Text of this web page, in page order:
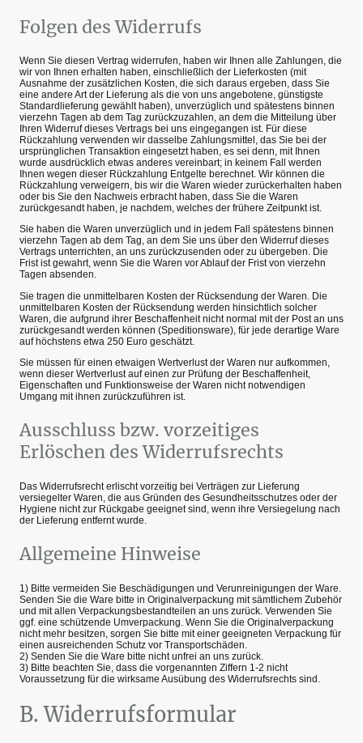
Folgen des Widerrufs
Wenn Sie diesen Vertrag widerrufen, haben wir Ihnen alle Zahlungen, die
wir von Ihnen erhalten haben, einschließlich der Lieferkosten (mit
Ausnahme der zusätzlichen Kosten, die sich daraus ergeben, dass Sie
eine andere Art der Lieferung als die von uns angebotene, günstigste
Standardlieferung gewählt haben), unverzüglich und spätestens binnen
vierzehn Tagen ab dem Tag zurückzuzahlen, an dem die Mitteilung über
Ihren Widerruf dieses Vertrags bei uns eingegangen ist. Für diese
Rückzahlung verwenden wir dasselbe Zahlungsmittel, das Sie bei der
ursprünglichen Transaktion eingesetzt haben, es sei denn, mit Ihnen
wurde ausdrücklich etwas anderes vereinbart; in keinem Fall werden
Ihnen wegen dieser Rückzahlung Entgelte berechnet. Wir können die
Rückzahlung verweigern, bis wir die Waren wieder zurückerhalten haben
oder bis Sie den Nachweis erbracht haben, dass Sie die Waren
zurückgesandt haben, je nachdem, welches der frühere Zeitpunkt ist.
Sie haben die Waren unverzüglich und in jedem Fall spätestens binnen
vierzehn Tagen ab dem Tag, an dem Sie uns über den Widerruf dieses
Vertrags unterrichten, an uns zurückzusenden oder zu übergeben. Die
Frist ist gewahrt, wenn Sie die Waren vor Ablauf der Frist von vierzehn
Tagen absenden.
Sie tragen die unmittelbaren Kosten der Rücksendung der Waren. Die
unmittelbaren Kosten der Rücksendung werden hinsichtlich solcher
Waren, die aufgrund ihrer Beschaffenheit nicht normal mit der Post an uns
zurückgesandt werden können (Speditionsware), für jede derartige Ware
auf höchstens etwa 250 Euro geschätzt.
Sie müssen für einen etwaigen Wertverlust der Waren nur aufkommen,
wenn dieser Wertverlust auf einen zur Prüfung der Beschaffenheit,
Eigenschaften und Funktionsweise der Waren nicht notwendigen
Umgang mit ihnen zurückzuführen ist.
Ausschluss bzw. vorzeitiges
Erlöschen des Widerrufsrechts
Das Widerrufsrecht erlischt vorzeitig bei Verträgen zur Lieferung
versiegelter Waren, die aus Gründen des Gesundheitsschutzes oder der
Hygiene nicht zur Rückgabe geeignet sind, wenn ihre Versiegelung nach
der Lieferung entfernt wurde.
Allgemeine Hinweise
1) Bitte vermeiden Sie Beschädigungen und Verunreinigungen der Ware.
Senden Sie die Ware bitte in Originalverpackung mit sämtlichem Zubehör
und mit allen Verpackungsbestandteilen an uns zurück. Verwenden Sie
ggf. eine schützende Umverpackung. Wenn Sie die Originalverpackung
nicht mehr besitzen, sorgen Sie bitte mit einer geeigneten Verpackung für
einen ausreichenden Schutz vor Transportschäden.
2) Senden Sie die Ware bitte nicht unfrei an uns zurück.
3) Bitte beachten Sie, dass die vorgenannten Ziffern 1-2 nicht
Voraussetzung für die wirksame Ausübung des Widerrufsrechts sind.
B. Widerrufsformular